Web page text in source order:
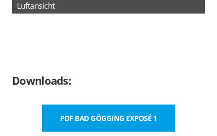
Luftansicht
Downloads:
PDF BAD GÖGGING EXPOSÉ 1